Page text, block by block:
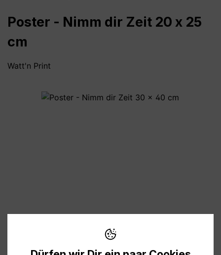
Poster - Nimm dir Zeit 20 x 25
cm
Watt'n Print
Bildergalerie überspringen
Preise inkl. MwSt. zzgl. Versandkosten